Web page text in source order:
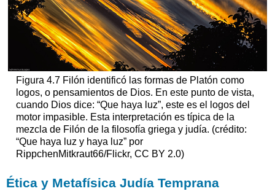
Figura 4.7 Filón identificó las formas de Platón como
logos, o pensamientos de Dios. En este punto de vista,
cuando Dios dice: “Que haya luz”, este es el logos del
motor impasible. Esta interpretación es típica de la
mezcla de Filón de la filosofía griega y judía. (crédito:
“Que haya luz y haya luz” por
RippchenMitkraut66/Flickr, CC BY 2.0)
Ética y Metafísica Judía Temprana